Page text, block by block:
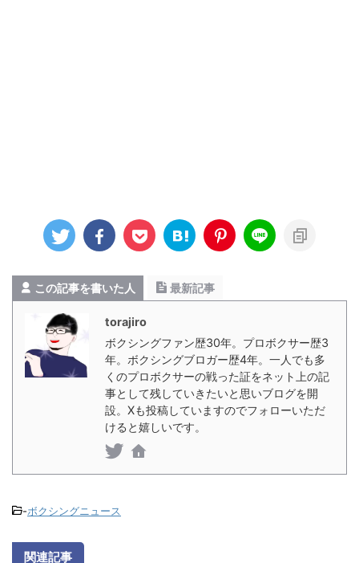
この記事を書いた人 最新記事
torajiro
ボクシングファン歴30年。プロボクサー歴3
年。ボクシングブロガー歴4年。一人でも多
くのプロボクサーの戦った証をネット上の記
事として残していきたいと思いブログを開
設。Xも投稿していますのでフォローいただ
けると嬉しいです。
-ボクシングニュース
関連記事